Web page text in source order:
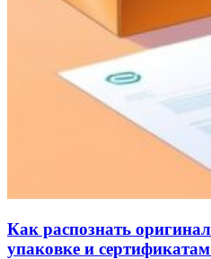
Как распознать
упаковке и сертификатам